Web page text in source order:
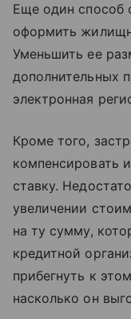
Еще один способ
оформить
Уменьшить ее
дополнительных
электронная
Кроме того,
компенсировать
ставку.
увеличении
на ту сумму,
кредитной
прибегнуть к
насколько он